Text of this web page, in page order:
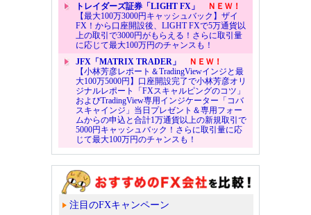
トレイダーズ証券「LIGHT FX」
ＮＥＷ！
【最大100万3000円キャッシュバック】ザイ
FX！から口座開設後、LIGHT FXで5万通貨以
上の取引で3000円がもらえる！さらに取引量
に応じて最大100万円のチャンスも！
JFX「MATRIX TRADER」
ＮＥＷ！
【小林芳彦レポート＆TradingViewインジと最
大100万5000円】口座開設完了で小林芳彦オリ
ジナルレポート「FXスキャルピングのコツ」
およびTradingView専用インジケーター「コバ
スキャインジ」当日プレゼント＆専用フォー
ムからの申込と合計1万通貨以上の新規取引で
5000円キャッシュバック！さらに取引量に応
じて最大100万円のチャンスも！
注目のFXキャンペーン